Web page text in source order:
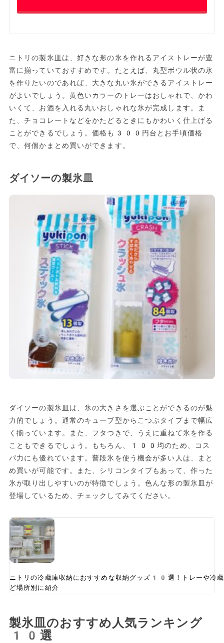
ニトリの製氷皿は、好きな形の氷を作れるアイストレーが豊
富に揃っていておすすめです。たとえば、丸型ボウル状の氷
を作りたいのであれば、大きな丸い氷ができるアイストレー
がよいでしょう。黄色いカラーのトレーはおしゃれで、かわ
いくて、お酒を入れる丸いおしゃれな氷が完成します。ま
た、チョコレートなどをかたどるときにもかわいく仕上げる
ことができるでしょう。価格も300円台とお手頃価格
で、何個かまとめ買いができます。
ダイソーの製氷皿
ダイソーの製氷皿は、氷の大きさを選ぶことができるのが魅
力的でしょう。通常のキューブ型からこつぶタイプまで幅広
く揃っています。また、フタつきで、うえに重ねて氷を作る
こともできるでしょう。もちろん、100均のため、コス
パ力にも優れています。普段氷を使う機会が多い人は、まと
め買いが可能です。また、シリコンタイプもあって、作った
氷が取り出しやすいのが特徴でしょう。色んな形の製氷皿が
登場しているため、チェックしてみてください。
ニトリの冷蔵庫収納におすすめな収納グッズ10選！トレーや冷
ど場所別に紹介
製氷皿のおすすめ人気ランキング
10選